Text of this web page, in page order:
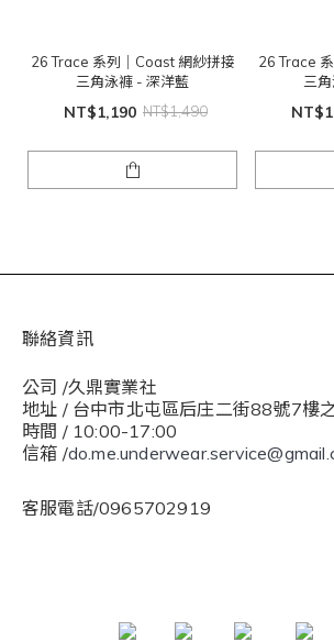
26 Trace 系列｜Coast 網紗拼接
三角泳褲 - 深洋藍
NT$1,190 NT$1,490
26 Trace
三
聯絡資訊
公司 /久鼎實業社
地址 / 台中市北屯區后庄二街88號7樓
時間 / 10:00-17:00
信箱 /
客服電話/0965702919